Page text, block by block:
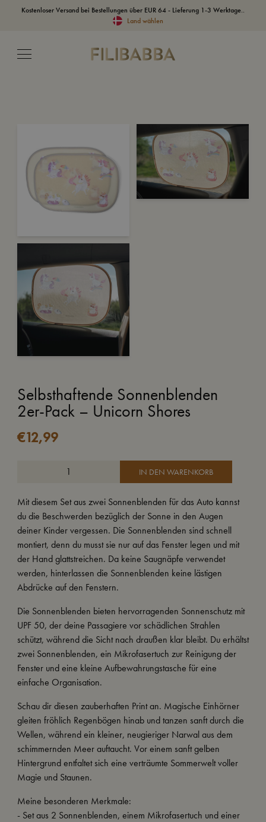
Kostenloser Versand bei Bestellungen über EUR 64 - Lieferung 1-3 Werktage..
Land wählen
Selbsthaftende Sonnenblenden
2er-Pack – Unicorn Shores
€12,99
IN DEN WARENKORB
Mit diesem Set aus zwei Sonnenblenden für das Auto kannst
du die Beschwerden bezüglich der Sonne in den Augen
deiner Kinder vergessen. Die Sonnenblenden sind schnell
montiert, denn du musst sie nur auf das Fenster legen und mit
der Hand glattstreichen. Da keine Saugnäpfe verwendet
werden, hinterlassen die Sonnenblenden keine lästigen
Abdrücke auf den Fenstern.
Die Sonnenblenden bieten hervorragenden Sonnenschutz mit
UPF 50, der deine Passagiere vor schädlichen Strahlen
schützt, während die Sicht nach draußen klar bleibt. Du erhältst
zwei Sonnenblenden, ein Mikrofasertuch zur Reinigung der
Fenster und eine kleine Aufbewahrungstasche für eine
einfache Organisation.
Schau dir diesen zauberhaften Print an. Magische Einhörner
gleiten fröhlich Regenbögen hinab und tanzen sanft durch die
Wellen, während ein kleiner, neugieriger Narwal aus dem
schimmernden Meer auftaucht. Vor einem sanft gelben
Hintergrund entfaltet sich eine verträumte Sommerwelt voller
Magie und Staunen.
Meine besonderen Merkmale:
- Set aus 2 Sonnenblenden, einem Mikrofasertuch und einer